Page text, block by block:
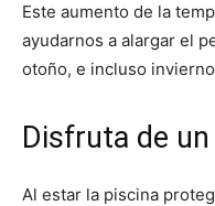
Este aumento de la
ayudarnos a alargar el
otoño, e incluso
Disfruta de
Al estar la piscina